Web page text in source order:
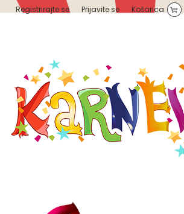
Registrirajte se Prijavite se Košarica